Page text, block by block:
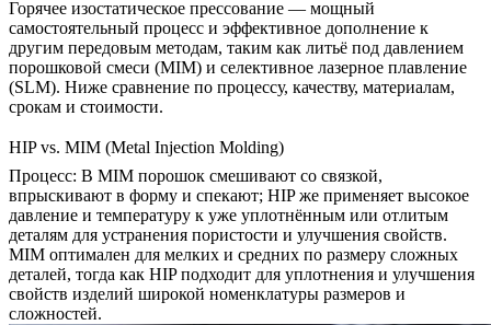
Горячее изостатическое прессование — мощный
самостоятельный процесс и эффективное дополнение к
другим передовым методам, таким как литьё под давлением
порошковой смеси (MIM) и селективное лазерное плавление
(SLM). Ниже сравнение по процессу, качеству, материалам,
срокам и стоимости.
HIP vs. MIM (Metal Injection Molding)
Процесс: В MIM порошок смешивают со связкой,
впрыскивают в форму и спекают; HIP же применяет высокое
давление и температуру к уже уплотнённым или отлитым
деталям для устранения пористости и улучшения свойств.
MIM оптимален для мелких и средних по размеру сложных
деталей, тогда как HIP подходит для уплотнения и улучшения
свойств изделий широкой номенклатуры размеров и
сложностей.